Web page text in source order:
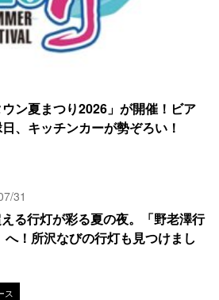
ウン夏まつり2026」が開催！ビア
、キッチンカーが勢ぞろい！
31
る行灯が彩る夏の夜。「野老澤行
へ！所沢なびの行灯も見つけまし
ス